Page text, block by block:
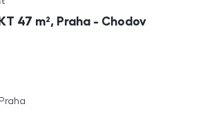
47 m², Praha - Chodov